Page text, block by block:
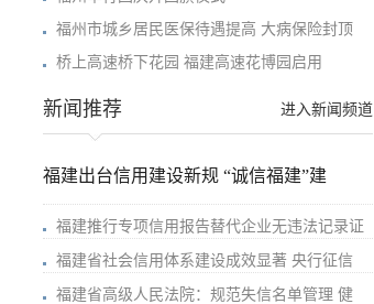
福州市城乡居民医保待遇提高 大病保险封顶
桥上高速桥下花园 福建高速花博园启用
进入新闻频道
新闻推荐
福建出台信用建设新规 “诚信福建”建
福建推行专项信用报告替代企业无违法记录证
福建省社会信用体系建设成效显著 央行征信
福建省高级人民法院：规范失信名单管理 健